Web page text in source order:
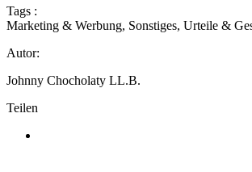
Tags :
Marketing & Werbung, Sonstiges, Urteile &
Autor:
Johnny Chocholaty LL.B.
Teilen